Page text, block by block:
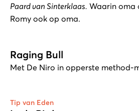
Paard van Sinterklaas. Waarin oma
Romy ook op oma.
Raging Bull
Met De Niro in opperste method-
Tip van Eden